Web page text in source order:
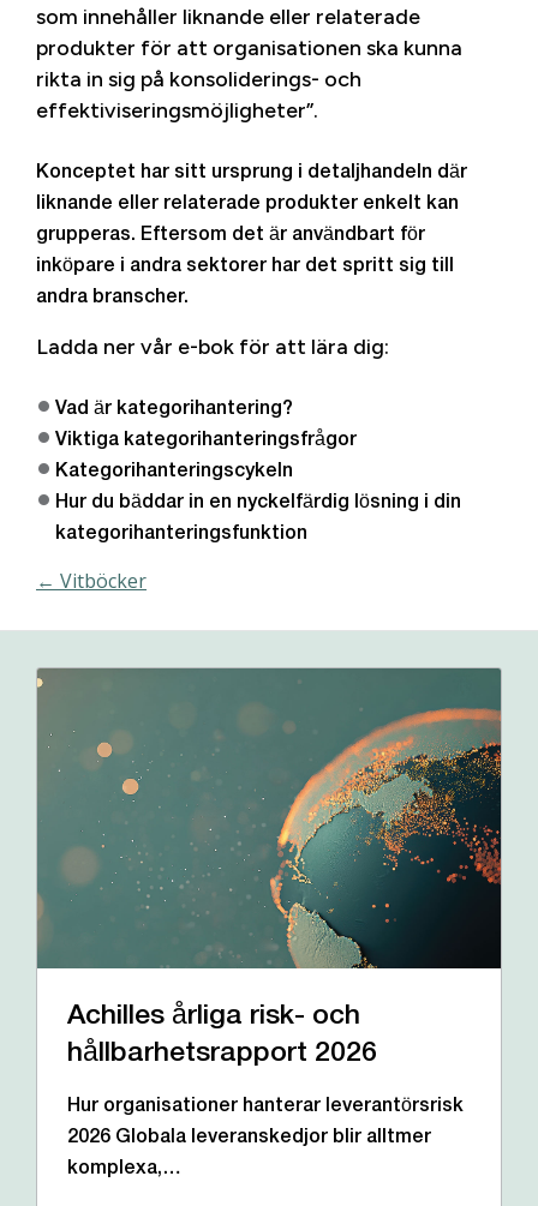
som innehåller liknande eller relaterade
produkter för att organisationen ska kunna
rikta in sig på konsoliderings- och
effektiviseringsmöjligheter”.
Konceptet har sitt ursprung i detaljhandeln där
liknande eller relaterade produkter enkelt kan
grupperas. Eftersom det är användbart för
inköpare i andra sektorer har det spritt sig till
andra branscher.
Ladda ner vår e-bok för att lära dig:
Vad är kategorihantering?
Viktiga kategorihanteringsfrågor
Kategorihanteringscykeln
Hur du bäddar in en nyckelfärdig lösning i din
kategorihanteringsfunktion
← Vitböcker
Achilles årliga risk- och
hållbarhetsrapport 2026
Hur organisationer hanterar leverantörsrisk
2026 Globala leveranskedjor blir alltmer
komplexa,…